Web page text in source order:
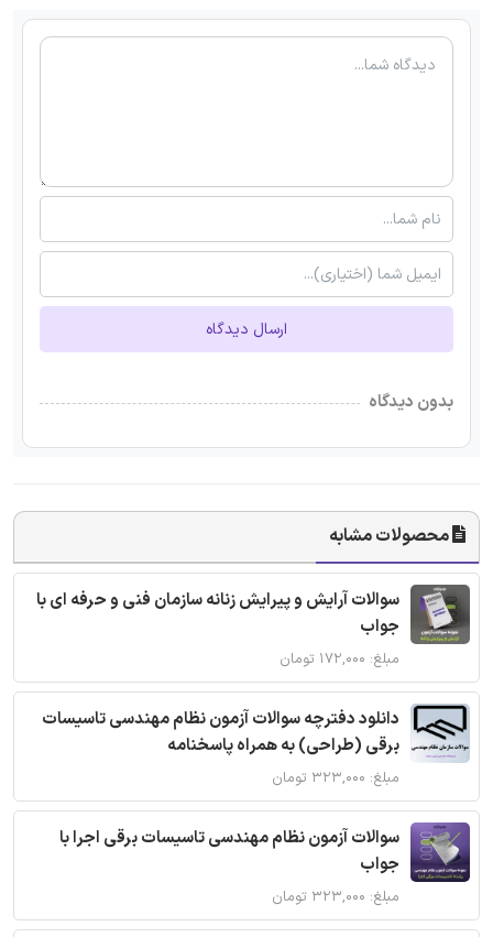
ارسال دیدگاه
بدون دیدگاه
محصولات مشابه
سوالات آرایش و پیرایش زنانه سازمان فنی و حرفه ای با
جواب
مبلغ: ۱۷۲,۰۰۰ تومان
دانلود دفترچه سوالات آزمون نظام مهندسی تاسیسات
برقی (طراحی) به همراه پاسخنامه
مبلغ: ۳۲۳,۰۰۰ تومان
سوالات آزمون نظام مهندسی تاسیسات برقی اجرا با
جواب
مبلغ: ۳۲۳,۰۰۰ تومان